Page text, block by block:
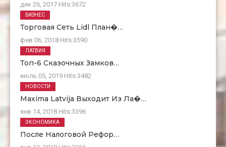
дек 26, 2017 Hits:3672
Торговая Сеть Lidl План�…
фев 06, 2018 Hits:3590
БИЗНЕС
Топ-6 Сказочных Замков…
июль 05, 2019 Hits:3482
ЛАТВИЯ
Maxima Latvija Выходит Из Ла�…
янв 14, 2018 Hits:3396
НОВОСТИ
После Налоговой Рефор…
ЭКОНОМИКА